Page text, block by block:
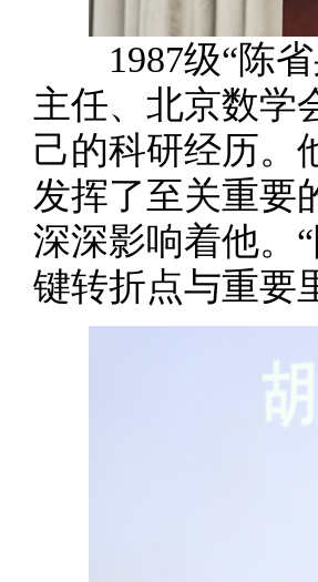
1987级“陈省
主任、北京数学
己的科研经历。
发挥了至关重要
深深影响着他。
键转折点与重要